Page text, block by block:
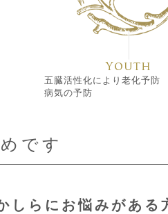
五臓活性化により老化予防
病気の予防
です
しらにお悩みがある